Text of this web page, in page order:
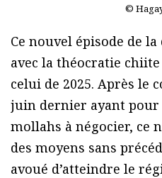
©
Ce nouvel épisode de
avec la théocratie
celui de 2025. Après le
juin dernier ayant pour
mollahs à négocier, ce
des moyens sans
avoué d’atteindre le